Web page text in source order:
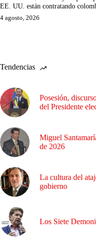
EE. UU. están contratando
4 agosto, 2026
Tendencias
Posesión,
del Presidente
Miguel
de 2026
La cultura del
gobierno
Los Siete